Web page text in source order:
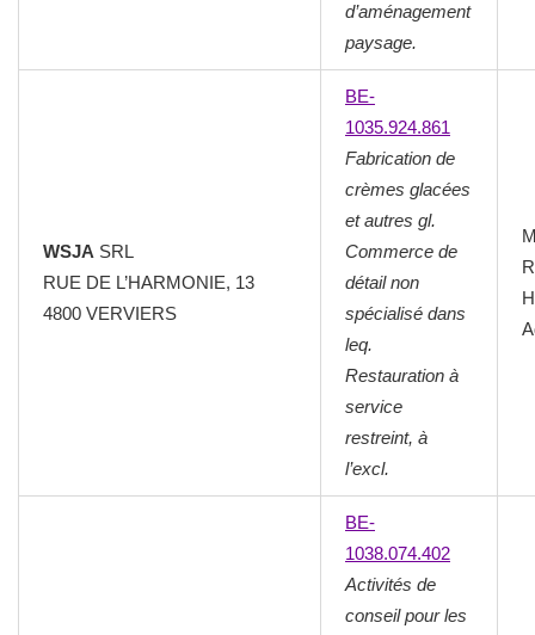
d’aménagement
paysage.
WSJA SRL
RUE DE L’HARMONIE, 13
4800 VERVIERS
BE-
1035.924.861
Fabrication de
crèmes glacées
et autres gl.
Commerce de
détail non
spécialisé dans
leq.
Restauration à
service
restreint, à
l’excl.
BE-
1038.074.402
Activités de
conseil pour les